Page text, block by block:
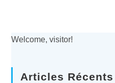
Welcome, visitor!
Articles Récents